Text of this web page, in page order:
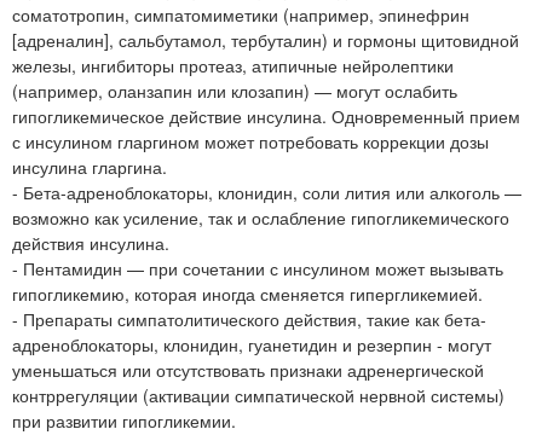
соматотропин, симпатомиметики (например, эпинефрин
[адреналин], сальбутамол, тербуталин) и гормоны щитовидной
железы, ингибиторы протеаз, атипичные нейролептики
(например, оланзапин или клозапин) — могут ослабить
гипогликемическое действие инсулина. Одновременный прием
с инсулином гларгином может потребовать коррекции дозы
инсулина гларгина.
- Бета-адреноблокаторы, клонидин, соли лития или алкоголь —
возможно как усиление, так и ослабление гипогликемического
действия инсулина.
- Пентамидин — при сочетании с инсулином может вызывать
гипогликемию, которая иногда сменяется гипергликемией.
- Препараты симпатолитического действия, такие как бета-
адреноблокаторы, клонидин, гуанетидин и резерпин - могут
уменьшаться или отсутствовать признаки адренергической
контррегуляции (активации симпатической нервной системы)
при развитии гипогликемии.